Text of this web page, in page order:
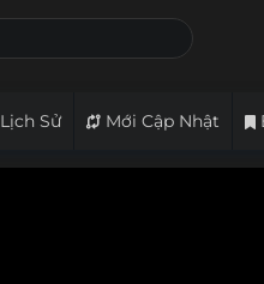
Lịch Sử Mới Cập Nhật